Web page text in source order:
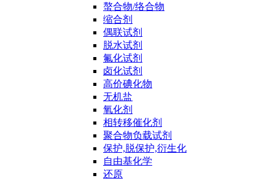
螯合物/络合物
缩合剂
偶联试剂
脱水试剂
氟化试剂
卤化试剂
高价碘化物
无机盐
氧化剂
相转移催化剂
聚合物负载试剂
保护,脱保护,衍生化
自由基化学
还原